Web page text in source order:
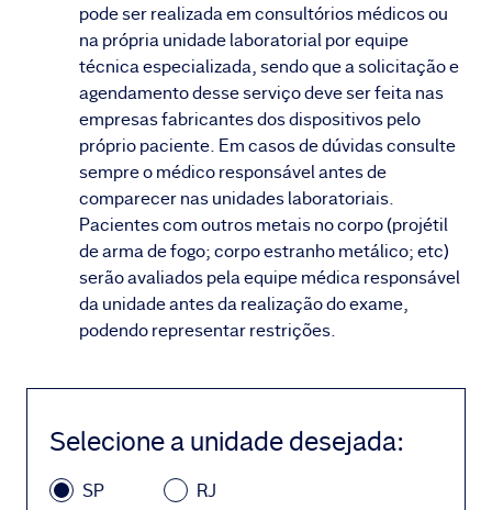
pode ser realizada em consultórios médicos ou
na própria unidade laboratorial por equipe
técnica especializada, sendo que a solicitação e
agendamento desse serviço deve ser feita nas
empresas fabricantes dos dispositivos pelo
próprio paciente. Em casos de dúvidas consulte
sempre o médico responsável antes de
comparecer nas unidades laboratoriais.
Pacientes com outros metais no corpo (projétil
de arma de fogo; corpo estranho metálico; etc)
serão avaliados pela equipe médica responsável
da unidade antes da realização do exame,
podendo representar restrições.
Selecione a unidade desejada:
SP RJ